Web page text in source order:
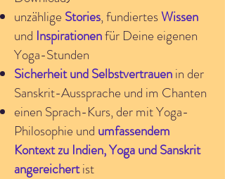
unzählige Stories, fundiertesWissen
und Inspirationenfür Deine eigenen
Yoga-Stunden
Sicherheit und Selbstvertrauenin der
Sanskrit-Aussprache und im Chanten
einen Sprach-Kurs, der mit Yoga-
Philosophie und umfassendem
Kontext zu Indien, Yoga und Sanskrit
angereichertist